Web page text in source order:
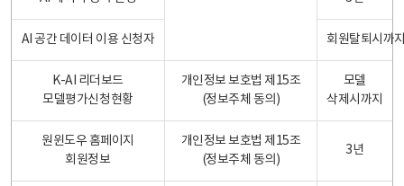
AI 공간 데이터 이용 신청자 회원탈퇴시까
K-AI 리더보드
모델평가신청현황
개인정보 보호법 제15조
(정보주체 동의)
모델
삭제시까지
원윈도우 홈페이지
회원정보
개인정보 보호법 제15조
(정보주체 동의)
3년